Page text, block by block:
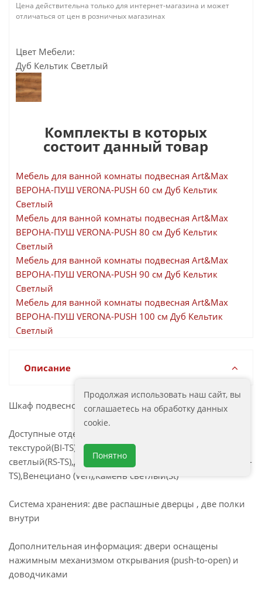
Цена действительна только для интернет-магазина и может
отличаться от цен в розничных магазинах
Цвет Мебели:
Дуб Кельтик Светлый
Комплекты в которых
состоит данный товар
Мебель для ванной комнаты подвесная Art&Max
ВЕРОНА-ПУШ VERONA-PUSH 60 см Дуб Кельтик
Светлый
Мебель для ванной комнаты подвесная Art&Max
ВЕРОНА-ПУШ VERONA-PUSH 80 см Дуб Кельтик
Светлый
Мебель для ванной комнаты подвесная Art&Max
ВЕРОНА-ПУШ VERONA-PUSH 90 см Дуб Кельтик
Светлый
Мебель для ванной комнаты подвесная Art&Max
ВЕРОНА-ПУШ VERONA-PUSH 100 см Дуб Кельтик
Светлый
Описание
Шкаф подвесной для ванной комнаты
Доступные отделки фасада: Белый матовый с
текстурой(BI-TS),Дуб Кельтик Светлый(RK),Дуб Сонома
светлый(RS-TS),Дуб Баррик(RB),Гаскон Пайн Светлый(GP-
TS),Венециано (Ven),Камень светлый(St)
Система хранения: две распашные дверцы , две полки
внутри
Дополнительная информация: двери оснащены
нажимным механизмом открывания (push-to-open) и
доводчиками
Продолжая использовать наш сайт, вы
соглашаетесь на обработку данных
cookie.
Понятно